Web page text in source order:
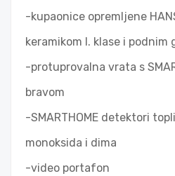
-kupaonice opremljene
keramikom I. klase i podnim
-protuprovalna vrata s
bravom
-SMARTHOME detektori
monoksida i dima
-video portafon